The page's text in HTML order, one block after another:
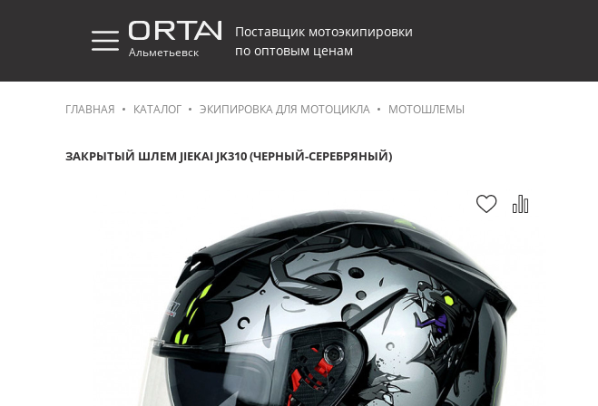
Альметьевск
Поставщик мотоэкипировки
по оптовым ценам
ГЛАВНАЯ КАТАЛОГ ЭКИПИРОВКА ДЛЯ МОТОЦИКЛА МОТОШЛЕМЫ
ЗАКРЫТЫЙ ШЛЕМ JIEKAI JK310 (ЧЕРНЫЙ-СЕРЕБРЯНЫЙ)